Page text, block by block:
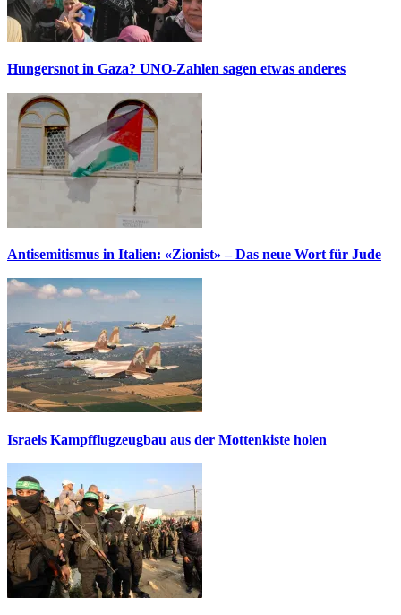
Hungersnot in Gaza? UNO-Zahlen sagen etwas anderes
Antisemitismus in Italien: «Zionist» – Das neue Wort für Jude
Israels Kampfflugzeugbau aus der Mottenkiste holen